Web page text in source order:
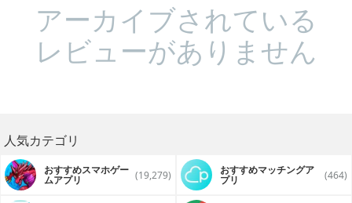
アーカイブされている
レビューがありません
人気カテゴリ
おすすめスマホゲー
ムアプリ (19,279) おすすめマッチングア
プリ (464)